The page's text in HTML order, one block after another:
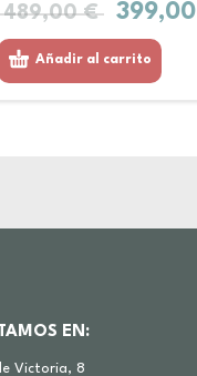
489,00€ 399,00
Añadir al carrito
EN:
Victoria, 8